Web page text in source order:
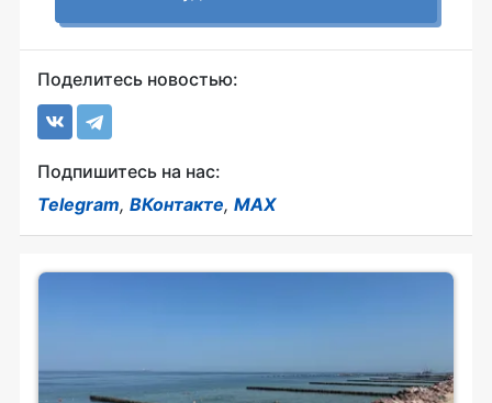
Поделитесь новостью:
Подпишитесь на нас:
Telegram, ВКонтакте, MAX